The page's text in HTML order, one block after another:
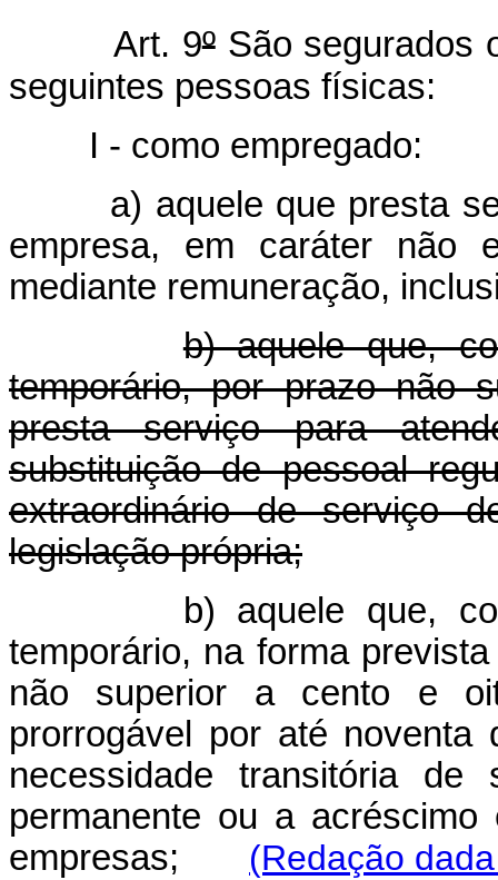
Art. 9ºSão segurados
seguintes pessoas físicas:
I - como empregado:
a) aquele que presta
empresa, em caráter não
mediante remuneração,
b) aquele que,
temporário, por prazo não
presta serviço para
substituição de pessoal
extraordinário de serviço
legislação própria;
b) aquele que,
temporário, na forma
não superior a cento e
prorrogável por até
necessidade transitória
permanente ou a
empresas; (Redação